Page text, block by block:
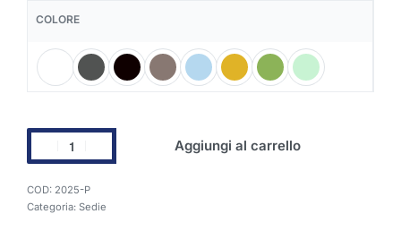
COLORE
Aggiungi al carrello
2025-P
Categoria: Sedie